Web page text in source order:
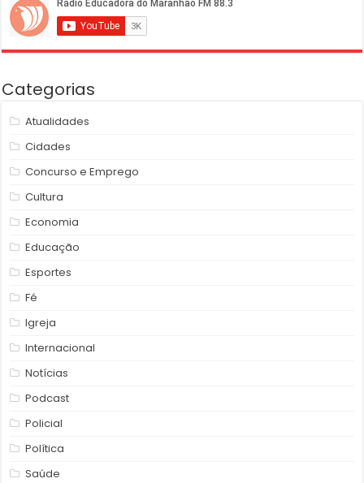
Categorias
Atualidades
Cidades
Concurso e Emprego
Cultura
Economia
Educação
Esportes
Fé
Igreja
Internacional
Notícias
Podcast
Policial
Política
Saúde